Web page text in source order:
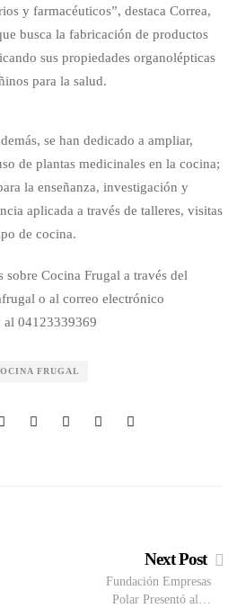
y farmacéuticos”, destaca Correa,
busca la fabricación de productos
sus propiedades organolépticas
para la salud.
se han dedicado a ampliar,
de plantas medicinales en la cocina;
la enseñanza, investigación y
aplicada a través de talleres, visitas
de cocina.
sobre Cocina Frugal a través del
o al correo electrónico
04123339369
FRUGAL
Next Post
Fundación Empresas
Polar Presentó al…